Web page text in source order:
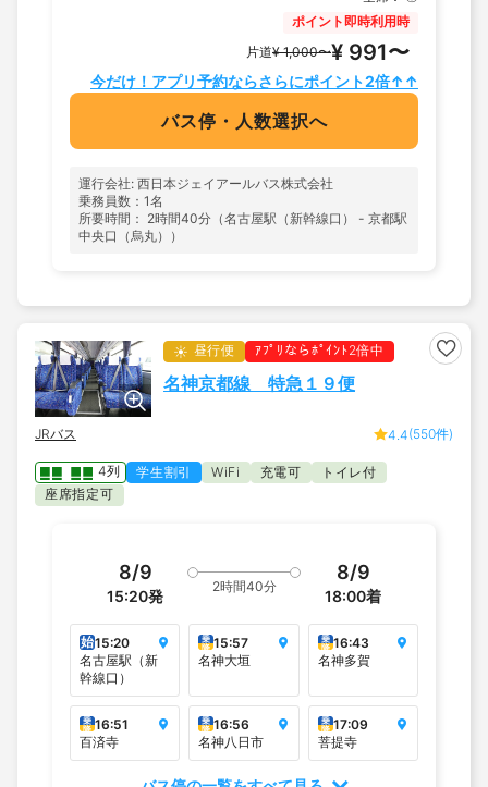
ポイント即時利用時
片道¥ 1,000〜¥ 991〜
今だけ！アプリ予約ならさらにポイント2倍↑↑
バス停・人数選択へ
運行会社: 西日本ジェイアールバス株式会社
乗務員数：1名
所要時間： 2時間40分（名古屋駅（新幹線口） - 京都駅
中央口（烏丸））
昼行便 ｱﾌﾟﾘならﾎﾟｲﾝﾄ2倍中
名神京都線 特急１９便
JRバス 4.4(550件)
4列 学生割引 WiFi 充電可
トイレ付
座席指定可
8/9
15:20発
2時間40分
8/9
18:00着
始15:20
名古屋駅（新
幹線口）
乗
降 15:57
名神大垣
乗
降 16:43
名神多賀
乗
降 16:51
百済寺
乗
降 16:56
名神八日市
乗
降 17:09
菩提寺